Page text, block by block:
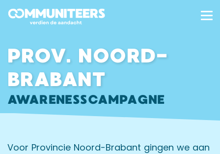
PROV. NOORD-
BRABANT
AWARENESSCAMPAGNE
Voor Provincie Noord-Brabant gingen we aan